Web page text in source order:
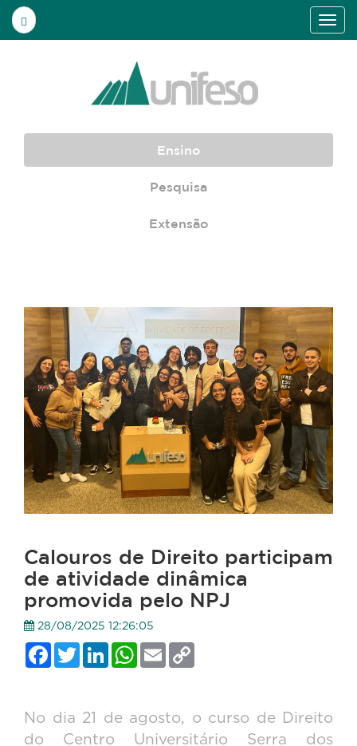
Ensino
Pesquisa
Extensão
Calouros de Direito participam
de atividade dinâmica
promovida pelo NPJ
28/08/2025 12:26:05
Facebook
TwitterLinkedInWhatsApp
Email
No dia 21 de agosto, o curso de Direito
do Centro Universitário Serra dos